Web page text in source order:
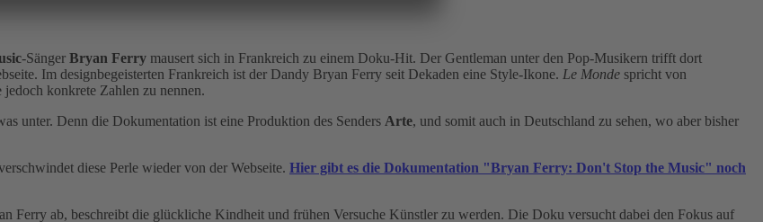
-Sänger Bryan Ferry mausert sich in Frankreich zu einem Doku-Hit. Der Gentleman unter den Pop-Musikern trifft dort
Im designbegeisterten Frankreich ist der Dandy Bryan Ferry seit Dekaden eine Style-Ikone. Le Monde spricht von
jedoch konkrete Zahlen zu nennen.
unter. Denn die Dokumentation ist eine Produktion des Senders Arte, und somit auch in Deutschland zu sehen, wo aber bisher
diese Perle wieder von der Webseite. Hier gibt es die Dokumentation "Bryan Ferry: Don't Stop the Music" noch
Ferry ab, beschreibt die glückliche Kindheit und frühen Versuche Künstler zu werden. Die Doku versucht dabei den Fokus auf